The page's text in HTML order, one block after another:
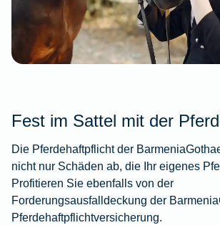
Fest im Sattel mit der
Die Pferdehaftpflicht der
nicht nur Schäden ab, die Ihr eigenes
Profitieren Sie ebenfalls von der
Forderungsausfalldeckung der
Pferdehaftpflichtversicherung.